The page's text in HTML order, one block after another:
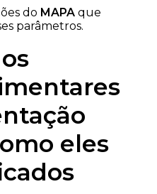
do MAPAque
parâmetros.
eles